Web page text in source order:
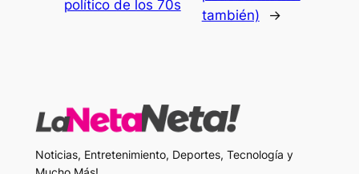
político de los 70s
también)
→
Noticias, Entretenimiento, Deportes, Tecnología y